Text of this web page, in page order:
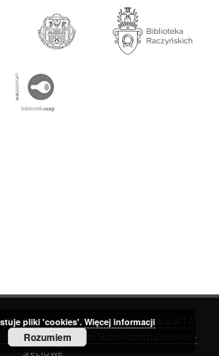
oprogramowaniuDInGO dLibra 6.3.17
Poznańskie Centrum Superkomputerowo-
Sieciowe
pliki 'cookies'. Więcej informacji
Rozumiem